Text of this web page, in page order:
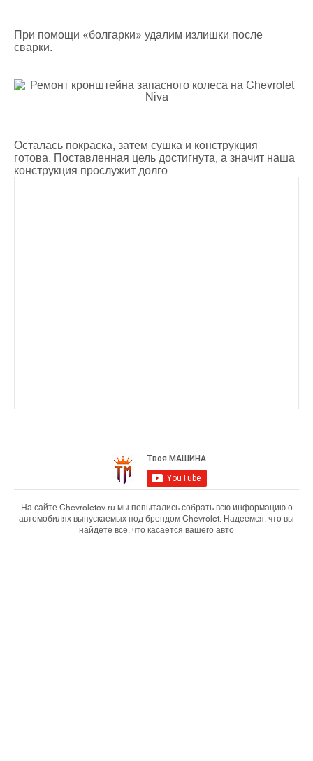
При помощи «болгарки» удалим излишки после
сварки.
Осталась покраска, затем сушка и конструкция
готова. Поставленная цель достигнута, а значит наша
конструкция прослужит долго.
На сайте Chevroletov.ru мы попытались собрать всю информацию о
автомобилях выпускаемых под брендом Chevrolet. Надеемся, что вы
найдете все, что касается вашего авто